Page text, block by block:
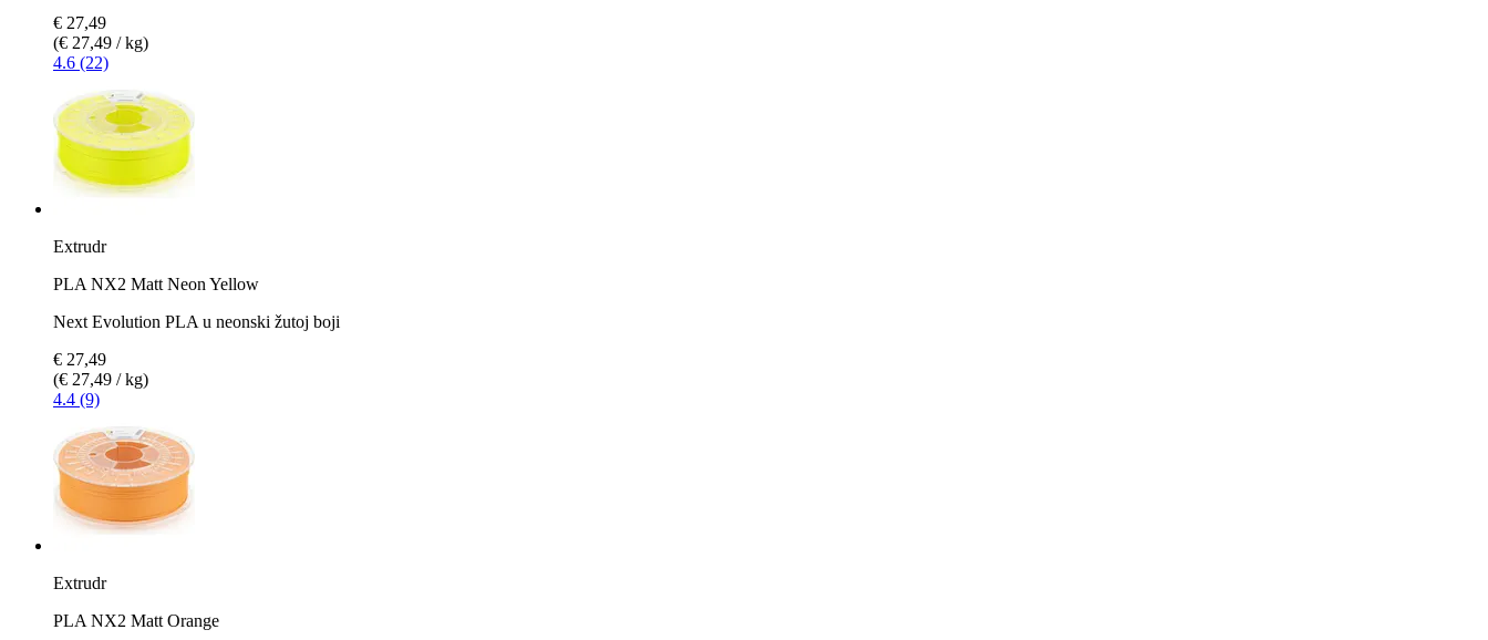
€ 27,49
(€ 27,49 / kg)
4.6 (22)
Extrudr
PLA NX2 Matt Neon Yellow
Next Evolution PLA u neonski žutoj boji
€ 27,49
(€ 27,49 / kg)
4.4 (9)
Extrudr
PLA NX2 Matt Orange